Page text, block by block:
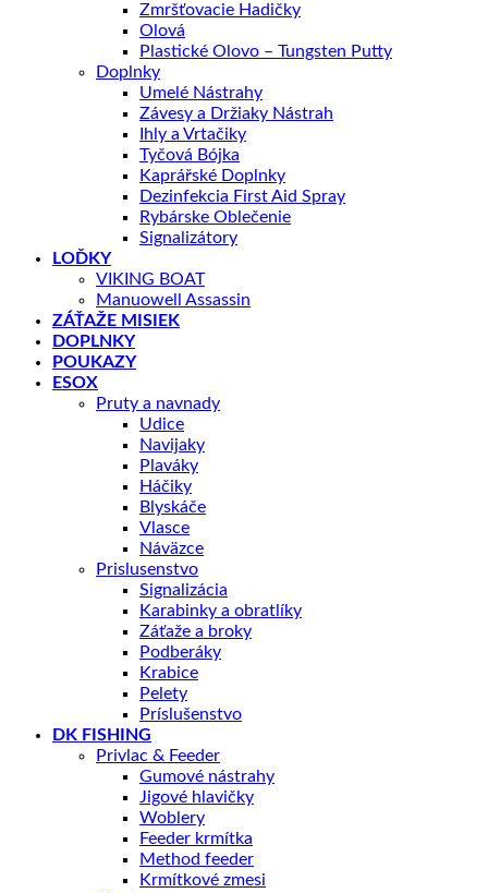
Zmršťovacie Hadičky
Olová
Plastické Olovo – Tungsten Putty
Doplnky
Umelé Nástrahy
Závesy a Držiaky Nástrah
Ihly a Vrtačiky
Tyčová Bójka
Kaprářské Doplnky
Dezinfekcia First Aid Spray
Rybárske Oblečenie
Signalizátory
LOĎKY
VIKING BOAT
Manuowell Assassin
ZÁŤAŽE MISIEK
DOPLNKY
POUKAZY
ESOX
Pruty a navnady
Udice
Navijaky
Plaváky
Háčiky
Blyskáče
Vlasce
Náväzce
Prislusenstvo
Signalizácia
Karabinky a obratlíky
Záťaže a broky
Podberáky
Krabice
Pelety
Príslušenstvo
DK FISHING
Privlac & Feeder
Gumové nástrahy
Jigové hlavičky
Woblery
Feeder krmítka
Method feeder
Krmítkové zmesi